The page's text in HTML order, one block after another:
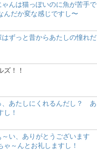
ゃんは猫っぽいのに魚が苦手で
だか変な感じですし〜
はずっと昔からあたしの憧れだ
ズ！！
、あたしにくれるんだし？ あ
し！
～い、ありがとうございます
～んとお礼しますし！